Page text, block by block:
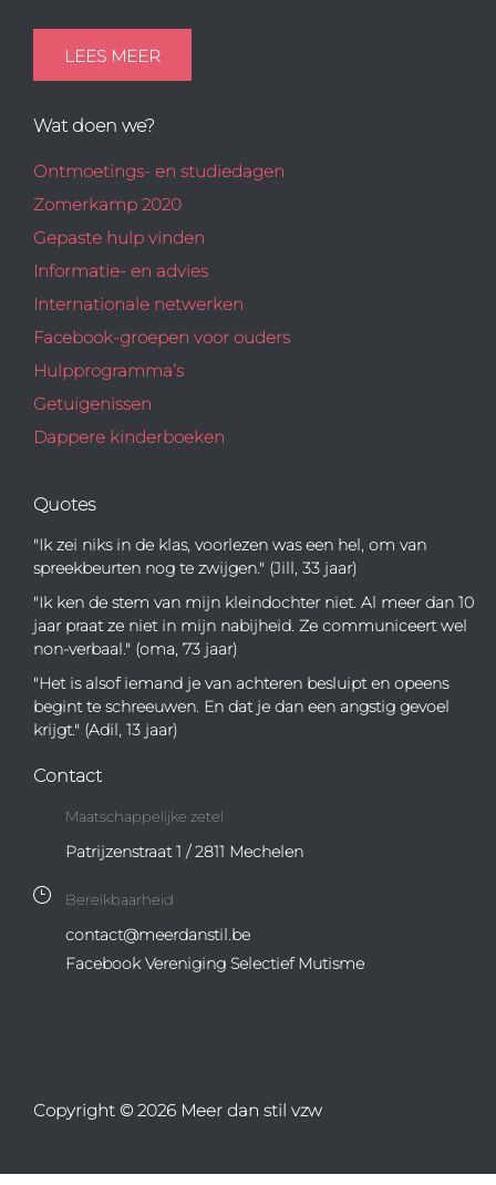
LEES MEER
Wat doen we?
Ontmoetings- en studiedagen
Zomerkamp 2020
Gepaste hulp vinden
Informatie- en advies
Internationale netwerken
Facebook-groepen voor ouders
Hulpprogramma’s
Getuigenissen
Dappere kinderboeken
Quotes
"Ik zei niks in de klas, voorlezen was een hel, om van
spreekbeurten nog te zwijgen." (Jill, 33 jaar)
"Ik ken de stem van mijn kleindochter niet. Al meer dan 10
jaar praat ze niet in mijn nabijheid. Ze communiceert wel
non-verbaal." (oma, 73 jaar)
"Het is alsof iemand je van achteren besluipt en opeens
begint te schreeuwen. En dat je dan een angstig gevoel
krijgt." (Adil, 13 jaar)
Contact
Maatschappelijke zetel
Patrijzenstraat 1 / 2811 Mechelen
Bereikbaarheid
contact@meerdanstil.be
Facebook Vereniging Selectief Mutisme
Copyright © 2026 Meer dan stil vzw